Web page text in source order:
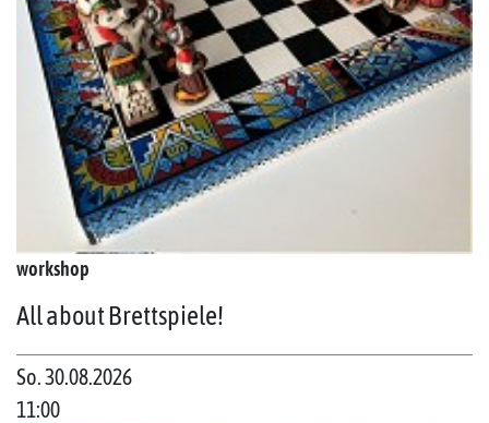
workshop
All about Brettspiele!
So. 30.08.2026
11:00